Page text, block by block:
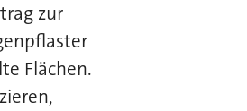
zur
Flächen.